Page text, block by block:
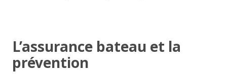
L’assurance bateau et la
prévention